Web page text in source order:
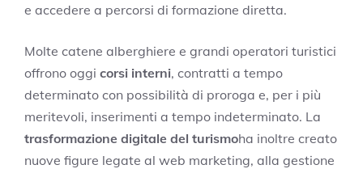
e accedere a percorsi di formazione diretta.
Molte catene alberghiere e grandi operatori turistici
offrono oggi corsi interni, contratti a tempo
determinato con possibilità di proroga e, per i più
meritevoli, inserimenti a tempo indeterminato. La
trasformazione digitale del turismoha inoltre creato
nuove figure legate al web marketing, alla gestione